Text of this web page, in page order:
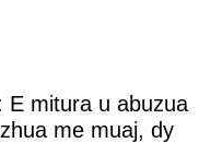
E mitura u abuzua
me muaj, dy